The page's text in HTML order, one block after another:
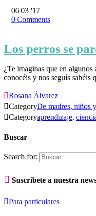
06 03 '17
0 Comments
Los perros se
¿Te imaginas que en
conocéis y nos seguís sabéis
Rosana Álvarez
CategoryDe madres, niños
Categoryaprendizaje,
Buscar
Search for:
 Suscríbete a nuestra
Para particulares